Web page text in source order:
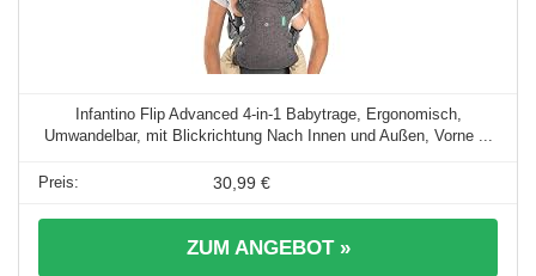
Infantino Flip Advanced 4-in-1 Babytrage, Ergonomisch,
Umwandelbar, mit Blickrichtung Nach Innen und Außen, Vorne ...
30,99 €
ZUM ANGEBOT »